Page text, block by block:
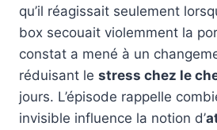
qu’il réagissait seulement
box secouait violemment la
constat a mené à un
réduisant le stress chez le
jours. L’épisode rappelle
invisible influence la notion d’